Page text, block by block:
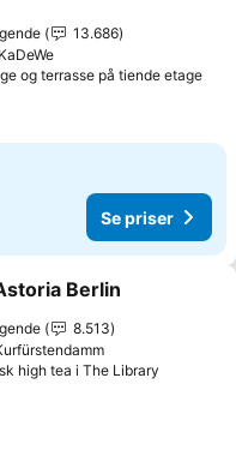
13.686
og terrasse på tiende etageSe
Se priser
favoritter
Berlin
8.513
high tea i The Library